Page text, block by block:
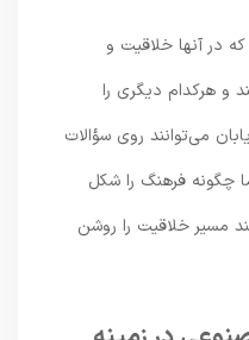
خلاقیت و
دیگری را
روی سؤالات
فرهنگ را شکل
خلاقیت را روشن